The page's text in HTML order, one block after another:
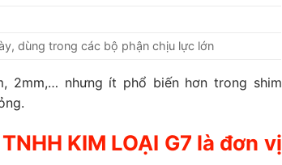
dùng trong các bộ phận chịu lực lớn
2mm,… nhưng ít phổ biến hơn trong shim
KIM LOẠI G7 là đơn vị